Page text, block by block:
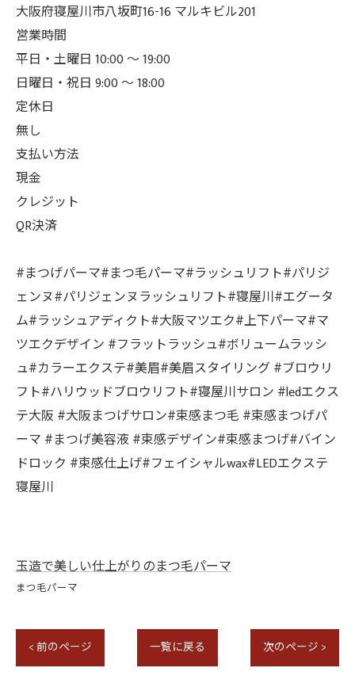
大阪府寝屋川市八坂町16-16 マルキビル201
営業時間
平日・土曜日 10:00 ～ 19:00
日曜日・祝日 9:00 ～ 18:00
定休日
無し
支払い方法
現金
クレジット
QR決済
#まつげパーマ#まつ毛パーマ#ラッシュリフト#パリジ
ェンヌ#パリジェンヌラッシュリフト#寝屋川#エグータ
ム#ラッシュアディクト#大阪マツエク#上下パーマ#マ
ツエクデザイン #フラットラッシュ#ボリュームラッシ
ュ#カラーエクステ#美眉#美眉スタイリング #ブロウリ
フト#ハリウッドブロウリフト#寝屋川サロン #ledエクス
テ大阪 #大阪まつげサロン#束感まつ毛 #束感まつげパ
ーマ #まつげ美容液 #束感デザイン#束感まつげ#バイン
ドロック #束感仕上げ#フェイシャルwax#LEDエクステ
寝屋川
玉造で美しい仕上がりのまつ毛パーマ
まつ毛パーマ
< 前のページ 一覧に戻る 次のページ >